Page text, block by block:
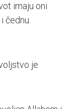
imaju oni
čednu
je